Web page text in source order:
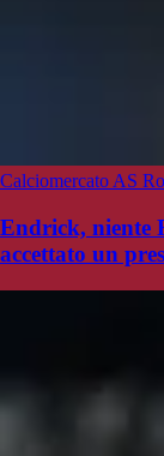
Calciomercato AS
Endrick, niente
accettato un